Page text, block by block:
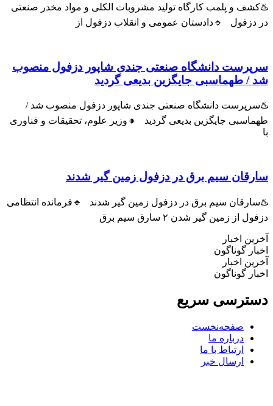
و پلمب کارگاه تولید مشروبات الکلی و مواد مخدر صنعتی
🔹دادستان عمومی و انقلاب دزفول از
دانشگاه صنعتی جندی شاپور دزفول منصوب
طهماسبی جایگزین بدیعی گردید
دانشگاه صنعتی جندی شاپور دزفول منصوب شد /
جایگزین بدیعی گردید 🔸وزیر علوم، تحقیقات و فناوری
سیم برق در دزفول زمین گیر شدند
سیم برق در دزفول زمین گیر شدند 🔹فرمانده انتظامی
زمین گیر شدن ۲ سارق سیم برق
اخبار
گوناگون
اخبار
گوناگون
سریع
صفحه‌نخست
درباره ما
ارتباط با ما
ارسال خبر